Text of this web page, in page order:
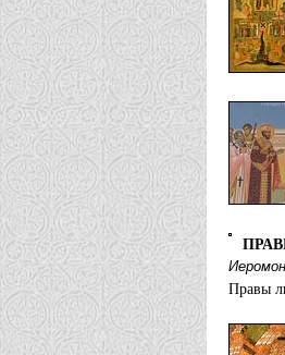
Правы